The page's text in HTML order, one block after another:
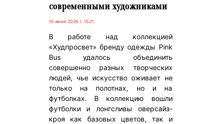
современными художниками
10 июня 2026 г. 15:21
В работе над коллекцией
«Худпросвет» бренду одежды Pink
Bus удалось объединить
совершенно разных творческих
людей, чье искусство оживает не
только на полотнах, но и на
футболках. В коллекцию вошли
футболки и лонгсливы оверсайз-
кроя как базовых цветов, так и